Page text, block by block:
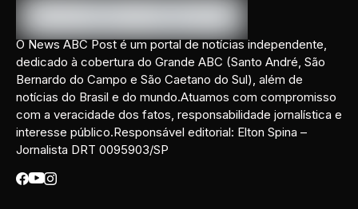
O News ABC Post é um portal de notícias independente,
dedicado à cobertura do Grande ABC (Santo André, São
Bernardo do Campo e São Caetano do Sul), além de
notícias do Brasil e do mundo.Atuamos com compromisso
com a veracidade dos fatos, responsabilidade jornalística e
interesse público.Responsável editorial: Elton Spina –
Jornalista DRT 0095903/SP